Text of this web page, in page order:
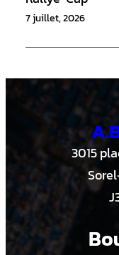
U
7 juillet, 2026
3015